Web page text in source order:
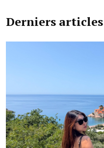
Derniers